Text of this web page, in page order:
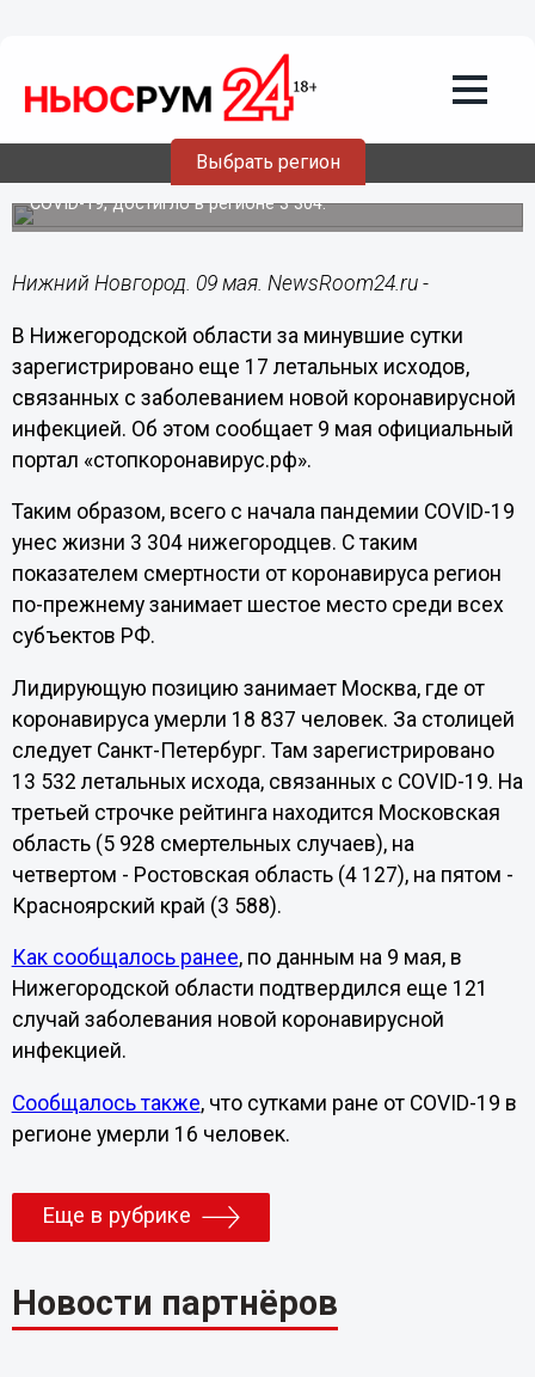
Выбрать регион
09.05.202112:49
17 человек умерли от коронавируса за
сутки в Нижегородской области
Общее количество смертей, связанных с заболеванием
COVID-19, достигло в регионе 3 304.
Нижний Новгород. 09 мая. NewsRoom24.ru -
В Нижегородской области за минувшие сутки
зарегистрировано еще 17 летальных исходов,
связанных с заболеванием новой коронавирусной
инфекцией. Об этом сообщает 9 мая официальный
портал «стопкоронавирус.рф».
Таким образом, всего с начала пандемии COVID-19
унес жизни 3 304 нижегородцев. С таким
показателем смертности от коронавируса регион
по-прежнему занимает шестое место среди всех
субъектов РФ.
Лидирующую позицию занимает Москва, где от
коронавируса умерли 18 837 человек. За столицей
следует Санкт-Петербург. Там зарегистрировано
13 532 летальных исхода, связанных с COVID-19. На
третьей строчке рейтинга находится Московская
область (5 928 смертельных случаев), на
четвертом - Ростовская область (4 127), на пятом -
Красноярский край (3 588).
Как сообщалось ранее, по данным на 9 мая, в
Нижегородской области подтвердился еще 121
случай заболевания новой коронавирусной
инфекцией.
Сообщалось также, что сутками ране от COVID-19 в
регионе умерли 16 человек.
Еще в рубрике
Новости партнёров